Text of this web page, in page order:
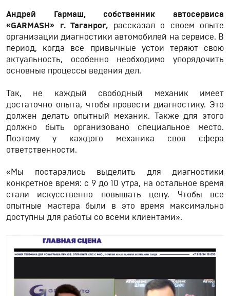
Андрей Гармаш, собственник автосервиса
«GARMASH» г. Таганрог, рассказал о своем опыте
организации диагностики автомобилей на сервисе. В
период, когда все привычные устои теряют свою
актуальность, особенно необходимо упорядочить
основные процессы ведения дел.
Так, не каждый свободный механик имеет
достаточно опыта, чтобы провести диагностику. Это
должен делать опытный механик. Также для этого
должно быть организовано специальное место.
Поэтому у каждого механика своя сфера
ответственности.
«Мы постарались выделить для диагностики
конкретное время: с 9 до 10 утра, на остальное время
стали искусственно повышать цену. Чтобы все
опытные мастера были в это время максимально
доступны для работы со всеми клиентами».